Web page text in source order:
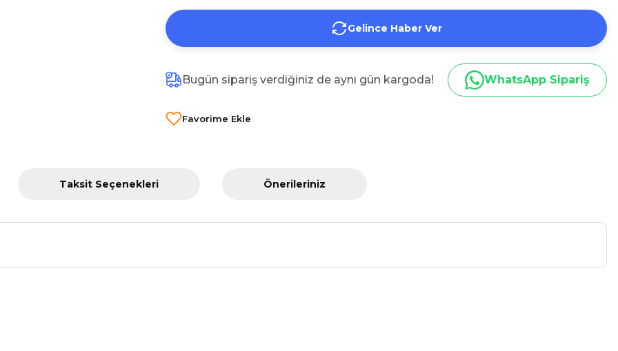
Gelince Haber Ver
Bugün sipariş verdiğiniz de aynı gün kargoda! WhatsApp Sipariş
Taksit Seçenekleri Önerileriniz